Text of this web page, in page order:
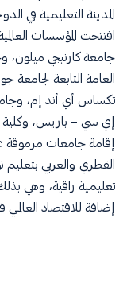
المدينة التعليمية في
افتتحت المؤسسات
جامعة كارنيجي ميلون،
العامة التابعة
تكساس أي أند إم،
إي سي – باريس،
إقامة جامعات مرموقة
القطري والعربي
تعليمية راقية، وهي
إضافة للاقتصاد